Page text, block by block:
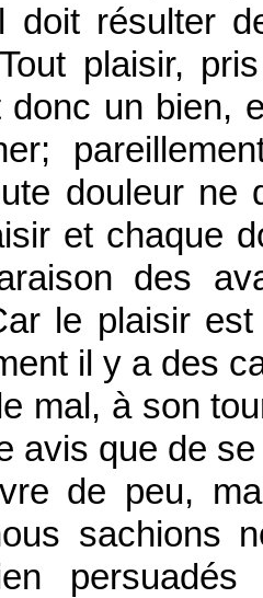
doit résulter
plaisir,
donc un bien,
douleur
et chaque
des
le plaisir
il y a des
mal, à son
avis que de
de peu,
sachions